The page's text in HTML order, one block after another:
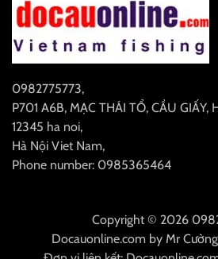
0982775773,
P701 A6B, MẠC THÁI TỔ, CẦU GIẤY,
12345 ha noi,
Hà Nội Viet Nam,
Phone number: 0985365464
Copyright © 2026
Docauonline.comby Mr Cường